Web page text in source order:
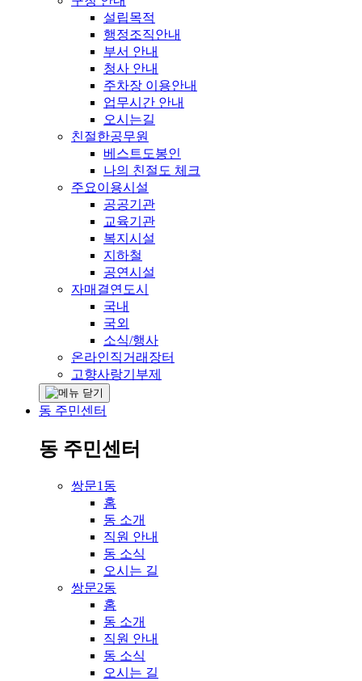
설립목적
행정조직안내
부서 안내
청사 안내
주차장 이용안내
업무시간 안내
오시는길
친절한공무원
베스트도봉인
나의 친절도 체크
주요이용시설
공공기관
교육기관
복지시설
지하철
공연시설
자매결연도시
국내
국외
소식/행사
온라인직거래장터
고향사랑기부제
동 주민센터
동 주민센터
쌍문1동
홈
동 소개
직원 안내
동 소식
오시는 길
쌍문2동
홈
동 소개
직원 안내
동 소식
오시는 길